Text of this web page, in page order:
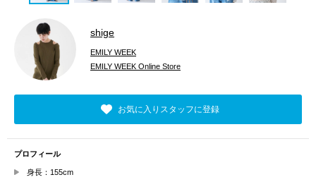
shige
EMILY WEEK
EMILY WEEK Online Store
お気に入りスタッフに登録
プロフィール
身長：155cm